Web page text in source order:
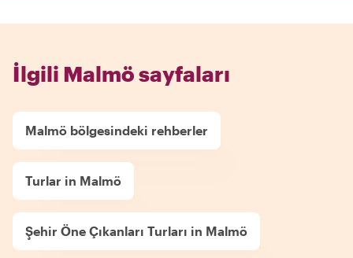
İlgili Malmö sayfaları
Malmö bölgesindeki rehberler
Turlar in Malmö
Şehir Öne Çıkanları Turları in Malmö